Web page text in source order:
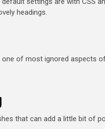
headings.
one of most ignored aspects
that can add a little bit of